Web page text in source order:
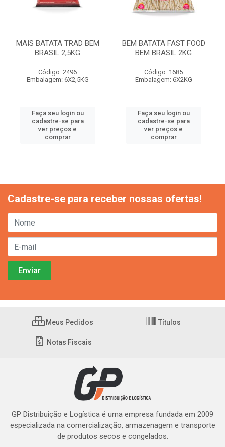
MAIS BATATA TRAD BEM
BRASIL 2,5KG
Código: 2496
Embalagem: 6X2,5KG
Faça seu login ou
cadastre-se para
ver preços e
comprar
BEM BATATA FAST FOOD
BEM BRASIL 2KG
Código: 1685
Embalagem: 6X2KG
Faça seu login ou
cadastre-se para
ver preços e
comprar
Cadastre-se para receber nossas ofertas!
Meus Pedidos Títulos
Notas Fiscais
GP Distribuição e Logística é uma empresa fundada em 2009
especializada na comercialização, armazenagem e transporte
de produtos secos e congelados.